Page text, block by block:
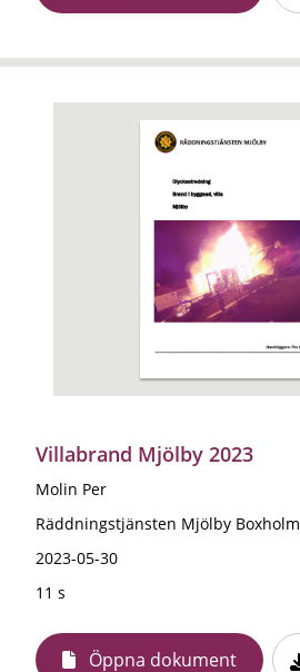
Villabrand Mjölby 2023
Molin Per
Räddningstjänsten Mjölby Boxholm
2023-05-30
11 s
Öppna dokument